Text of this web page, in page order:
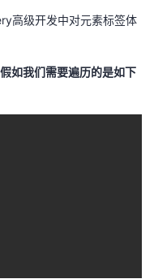
高级开发中对元素标签体
如我们需要遍历的是如下